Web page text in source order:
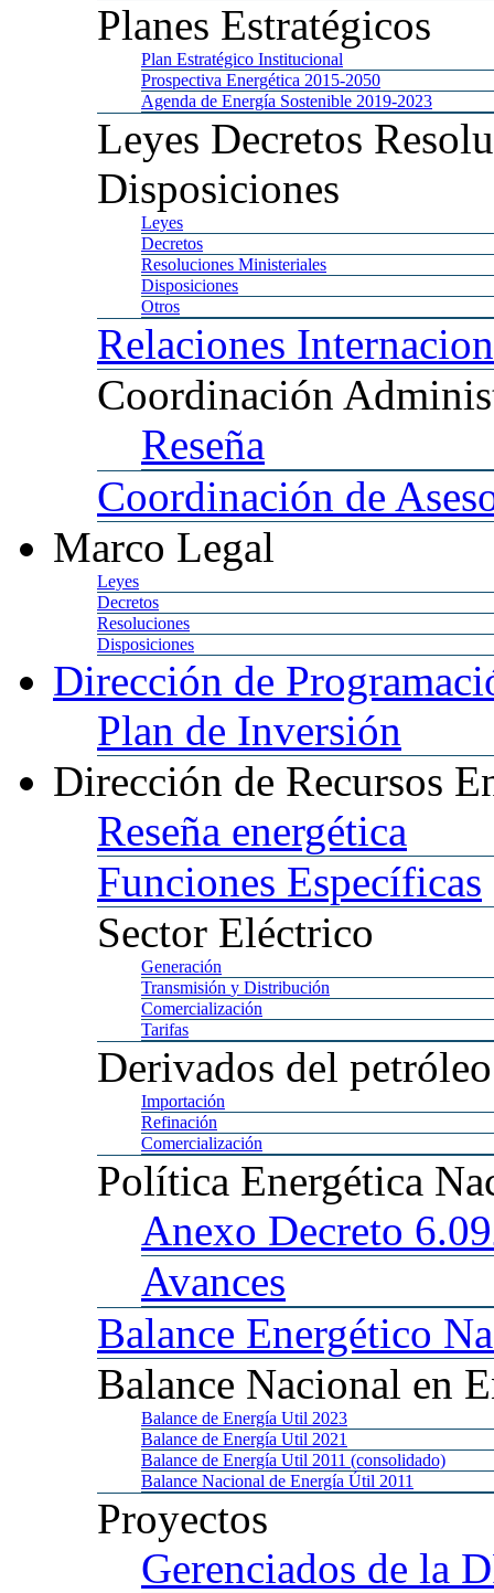
Planes Estratégicos
Plan Estratégico Institucional
Prospectiva Energética 2015-2050
Agenda de Energía Sostenible 2019-2023
Leyes Decretos
Disposiciones
Leyes
Decretos
Resoluciones Ministeriales
Disposiciones
Otros
Relaciones
Coordinación
Reseña
Coordinación de
Marco Legal
Leyes
Decretos
Resoluciones
Disposiciones
Dirección de
Plan de Inversión
Dirección de Recursos
Reseña energética
Funciones Específicas
Sector Eléctrico
Generación
Transmisión y Distribución
Comercialización
Tarifas
Derivados del petróleo
Importación
Refinación
Comercialización
Política Energética
Anexo Decreto
Avances
Balance Energético
Balance Nacional en
Balance de Energía Util 2023
Balance de Energía Util 2021
Balance de Energía Util 2011 (consolidado)
Balance Nacional de Energía Útil 2011
Proyectos
Gerenciados de la